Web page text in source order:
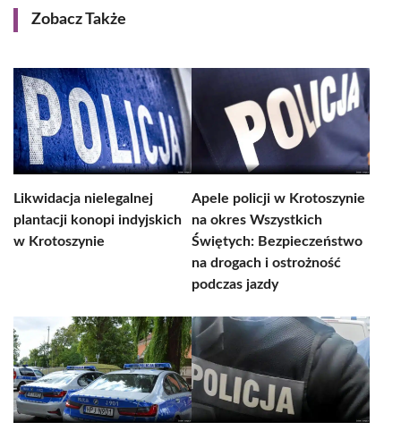
Zobacz Także
Likwidacja nielegalnej
plantacji konopi indyjskich
w Krotoszynie
Apele policji w Krotoszynie
na okres Wszystkich
Świętych: Bezpieczeństwo
na drogach i ostrożność
podczas jazdy